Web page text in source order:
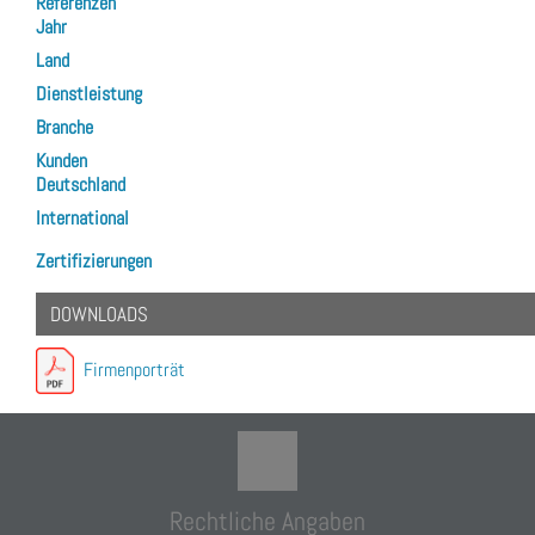
Jahr
Land
Dienstleistung
Branche
Kunden
Deutschland
International
Zertifizierungen
DOWNLOADS
Firmenporträt
Rechtliche Angaben